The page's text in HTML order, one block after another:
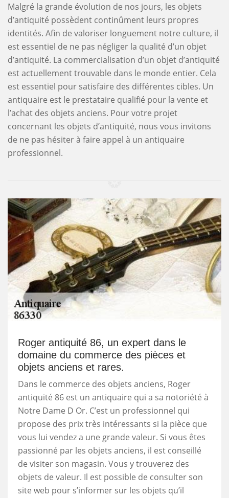
Malgré la grande évolution de nos jours, les objets
d’antiquité possèdent continûment leurs propres
identités. Afin de valoriser longuement notre culture, il
est essentiel de ne pas négliger la qualité d’un objet
d’antiquité. La commercialisation d’un objet d’antiquité
est actuellement trouvable dans le monde entier. Cela
est essentiel pour satisfaire des différentes cibles. Un
antiquaire est le prestataire qualifié pour la vente et
l’achat des objets anciens. Pour votre projet
concernant les objets d’antiquité, nous vous invitons
de ne pas hésiter à faire appel à un antiquaire
professionnel.
Roger antiquité 86, un expert dans le
domaine du commerce des pièces et
objets anciens et rares.
Dans le commerce des objets anciens, Roger
antiquité 86 est un antiquaire qui a sa notoriété à
Notre Dame D Or. C’est un professionnel qui
propose des prix très intéressants si la pièce que
vous lui vendez a une grande valeur. Si vous êtes
passionné par les objets anciens, il est conseillé
de visiter son magasin. Vous y trouverez des
objets de valeur. Il est possible de consulter son
site web pour s’informer sur les objets qu’il